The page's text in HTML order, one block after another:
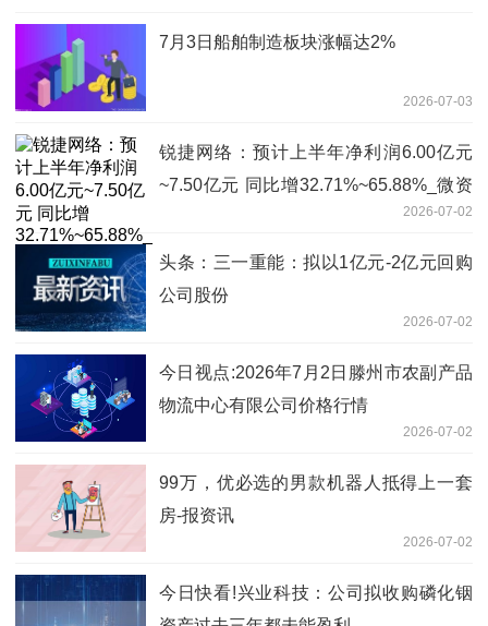
7月3日船舶制造板块涨幅达2%
2026-07-03
锐捷网络：预计上半年净利润6.00亿元
~7.50亿元 同比增32.71%~65.88%_微资
2026-07-02
头条：三一重能：拟以1亿元-2亿元回购
公司股份
2026-07-02
今日视点:2026年7月2日滕州市农副产品
物流中心有限公司价格行情
2026-07-02
99万，优必选的男款机器人抵得上一套
房-报资讯
2026-07-02
今日快看!兴业科技：公司拟收购磷化铟